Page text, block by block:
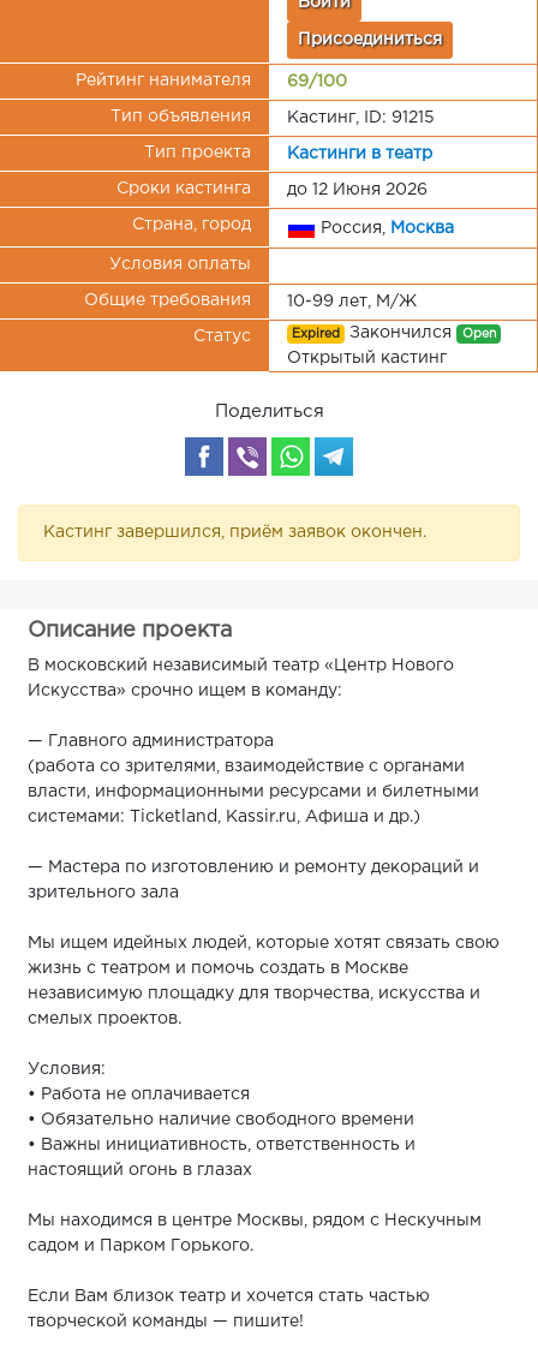
Присоединиться
Рейтинг нанимателя 69/100
Тип объявления Кастинг, ID: 91215
Тип проекта Кастинги в театр
Сроки кастинга до 12 Июня 2026
Страна, город Россия, Москва
Условия оплаты
Общие требования 10-99 лет, М/Ж
Статус Expired Закончился Open
Открытый кастинг
Поделиться
Кастинг завершился, приём заявок окончен.
Описание проекта
В московский независимый театр «Центр Нового
Искусства» срочно ищем в команду:
— Главного администратора
(работа со зрителями, взаимодействие с органами
власти, информационными ресурсами и билетными
системами: Ticketland, Kassir.ru, Афиша и др.)
— Мастера по изготовлению и ремонту декораций и
зрительного зала
Мы ищем идейных людей, которые хотят связать свою
жизнь с театром и помочь создать в Москве
независимую площадку для творчества, искусства и
смелых проектов.
Условия:
• Работа не оплачивается
• Обязательно наличие свободного времени
• Важны инициативность, ответственность и
настоящий огонь в глазах
Мы находимся в центре Москвы, рядом с Нескучным
садом и Парком Горького.
Если Вам близок театр и хочется стать частью
творческой команды — пишите!